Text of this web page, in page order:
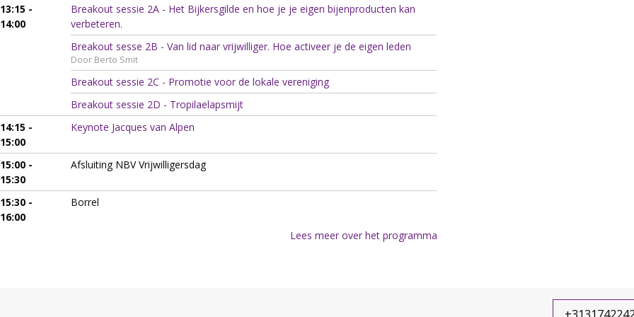
13:15 -
14:00
Breakout sessie 2A - Het Bijkersgilde en hoe je je eigen bijenproducten kan
verbeteren.
Breakout sesse 2B - Van lid naar vrijwilliger. Hoe activeer je de eigen leden
Door Berto Smit
Breakout sessie 2C - Promotie voor de lokale vereniging
Breakout sessie 2D - Tropilaelapsmijt
14:15 -
15:00
Keynote Jacques van Alpen
15:00 -
15:30
Afsluiting NBV Vrijwilligersdag
15:30 -
16:00
Borrel
Lees meer over het programma